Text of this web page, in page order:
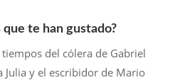
te han gustado?
del cólera de Gabriel
Julia y el escribidor de Mario